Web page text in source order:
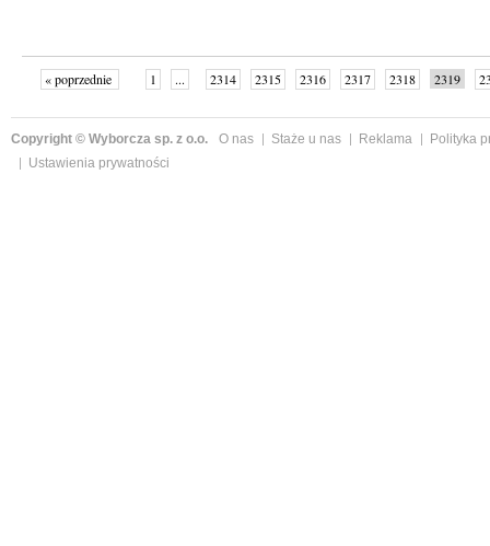
« poprzednie 1 ... 2314 2315 2316 2317 2318 2319
Copyright © Wyborcza sp. z o.o. O nas Staże u nas Reklama
Polityka
Ustawienia prywatności